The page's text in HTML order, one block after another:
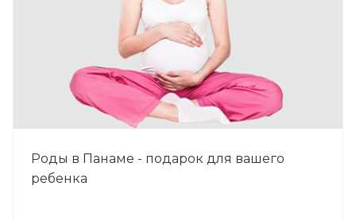
Роды в Панаме - подарок для вашего
ребенка